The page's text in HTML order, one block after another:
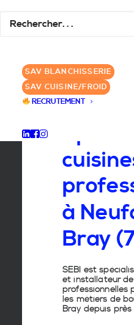
SAV BLANCHISSERIE
SAV CUISINE/FROID
RECRUTEMENT
✆ 09 78 083
GROUPE
à
Bray
SEBI est
et installateur
professionnelles
les métiers de
Bray depuis